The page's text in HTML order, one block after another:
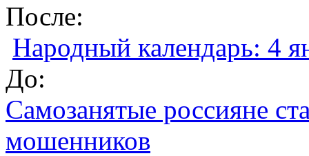
После:
Народный календарь: 4
До:
Самозанятые россияне
мошенников